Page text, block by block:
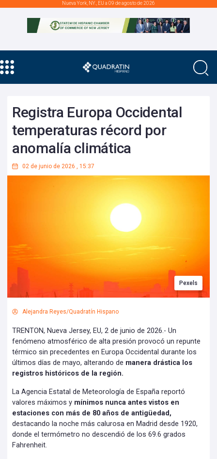
Nueva York, NY., EU a 09 de agosto de 2026
Registra Europa Occidental
temperaturas récord por
anomalía climática
02 de junio de 2026 , 15:37
Pexels
Alejandra Reyes/Quadratín Hispano
TRENTON, Nueva Jersey, EU, 2 de junio de 2026.- Un
fenómeno atmosférico de alta presión provocó un repunte
térmico sin precedentes en Europa Occidental durante los
últimos días de mayo, alterando de manera drástica los
registros históricos de la región.
La Agencia Estatal de Meteorología de España reportó
valores máximos y mínimos nunca antes vistos en
estaciones con más de 80 años de antigüedad,
destacando la noche más calurosa en Madrid desde 1920,
donde el termómetro no descendió de los 69.6 grados
Fahrenheit.